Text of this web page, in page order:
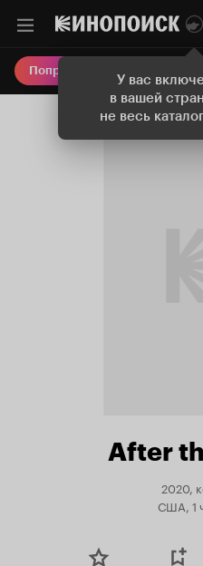
У вас
в вашей
не весь
Попробовать Плюс
After
2020,
США, 1